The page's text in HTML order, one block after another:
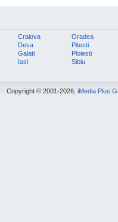
Craiova
Deva
Galati
Iasi
Oradea
Pitesti
Ploiesti
Sibiu
Copyright © 2001-2026, iMedia Plus